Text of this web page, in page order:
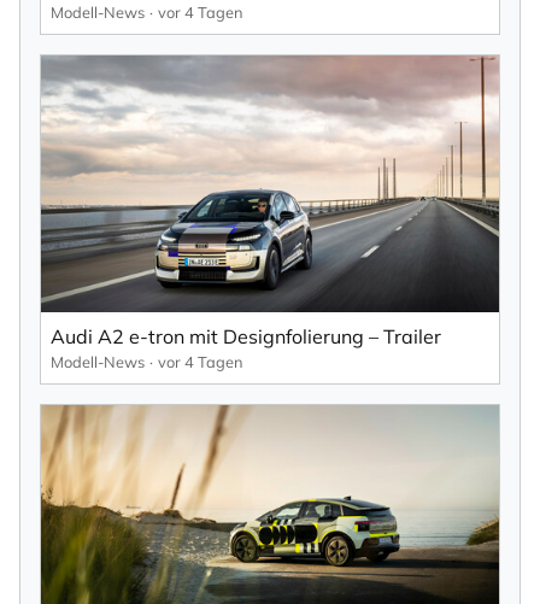
Modell-News vor 4 Tagen
Audi A2 e-tron mit Designfolierung – Trailer
Modell-News vor 4 Tagen